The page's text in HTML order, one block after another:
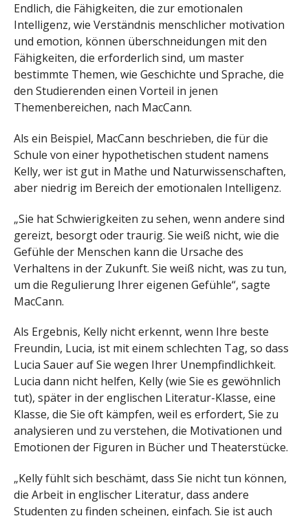
Endlich, die Fähigkeiten, die zur emotionalen
Intelligenz, wie Verständnis menschlicher motivation
und emotion, können überschneidungen mit den
Fähigkeiten, die erforderlich sind, um master
bestimmte Themen, wie Geschichte und Sprache, die
den Studierenden einen Vorteil in jenen
Themenbereichen, nach MacCann.
Als ein Beispiel, MacCann beschrieben, die für die
Schule von einer hypothetischen student namens
Kelly, wer ist gut in Mathe und Naturwissenschaften,
aber niedrig im Bereich der emotionalen Intelligenz.
„Sie hat Schwierigkeiten zu sehen, wenn andere sind
gereizt, besorgt oder traurig. Sie weiß nicht, wie die
Gefühle der Menschen kann die Ursache des
Verhaltens in der Zukunft. Sie weiß nicht, was zu tun,
um die Regulierung Ihrer eigenen Gefühle“, sagte
MacCann.
Als Ergebnis, Kelly nicht erkennt, wenn Ihre beste
Freundin, Lucia, ist mit einem schlechten Tag, so dass
Lucia Sauer auf Sie wegen Ihrer Unempfindlichkeit.
Lucia dann nicht helfen, Kelly (wie Sie es gewöhnlich
tut), später in der englischen Literatur-Klasse, eine
Klasse, die Sie oft kämpfen, weil es erfordert, Sie zu
analysieren und zu verstehen, die Motivationen und
Emotionen der Figuren in Bücher und Theaterstücke.
„Kelly fühlt sich beschämt, dass Sie nicht tun können,
die Arbeit in englischer Literatur, dass andere
Studenten zu finden scheinen, einfach. Sie ist auch